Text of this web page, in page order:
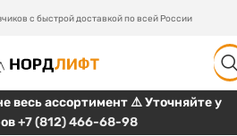
с быстрой доставкой по всей России
весь ассортимент ⚠️ Уточняйте у
+7 (812) 466-68-98